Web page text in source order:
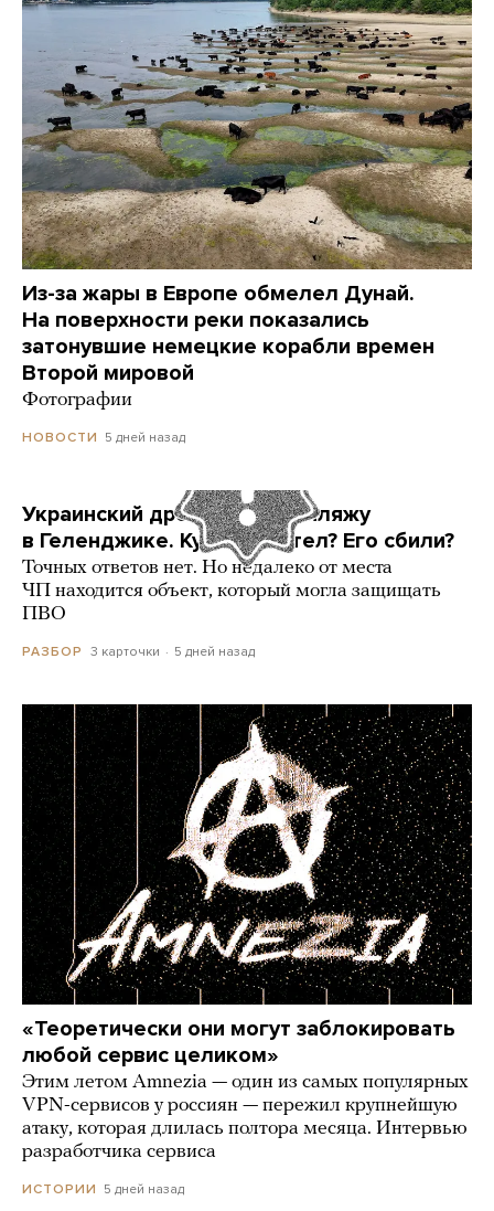
Из-за жары в Европе обмелел Дунай.
На поверхности реки показались
затонувшие немецкие корабли времен
Второй мировой
Фотографии
НОВОСТИ 5 дней назад
Украинский дрон попал по пляжу
в Геленджике. Куда он летел? Его сбили?
Точных ответов нет. Но недалеко от места
ЧП находится объект, который могла защищать
ПВО
РАЗБОР 3 карточки 5 дней назад
«Теоретически они могут заблокировать
любой сервис целиком»
Этим летом Amnezia — один из самых популярных
VPN-сервисов у россиян — пережил крупнейшую
атаку, которая длилась полтора месяца. Интервью
разработчика сервиса
ИСТОРИИ 5 дней назад